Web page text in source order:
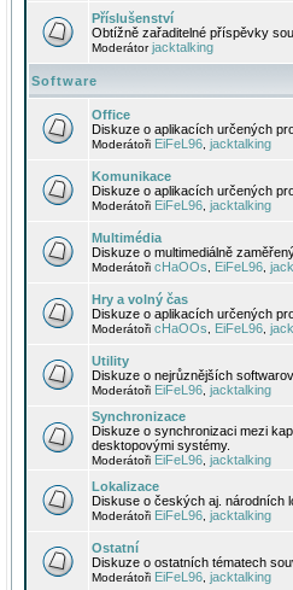
Příslušenství
Obtížně zařaditelné příspěvky
Moderátorjacktalking
Software
Office
Diskuze o aplikacích určených
Moderátoři EiFeL96 jacktalking
Komunikace
Diskuze o aplikacích určených
Moderátoři EiFeL96 jacktalking
Multimédia
Diskuze o multimediálně
Moderátoři cHaOOs EiFeL96
Hry a volný čas
Diskuze o aplikacích určených
Moderátoři cHaOOs EiFeL96
Utility
Diskuze o nejrůznějších
Moderátoři EiFeL96 jacktalking
Synchronizace
Diskuze o synchronizaci mezi
desktopovými systémy.
Moderátoři EiFeL96 jacktalking
Lokalizace
Diskuse o českých aj. národních
Moderátoři EiFeL96 jacktalking
Ostatní
Diskuze o ostatních tématech
Moderátoři EiFeL96 jacktalking